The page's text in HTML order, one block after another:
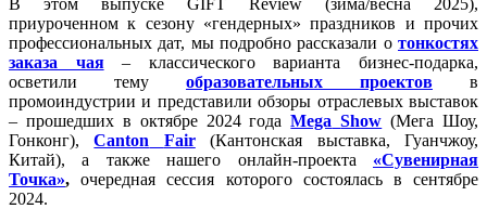
приуроченном к сезону «гендерных» праздников и прочих
профессиональных дат, мы подробно рассказали о тонкостях
заказа чая– классического варианта бизнес-подарка,
осветили тему образовательных проектов в
промоиндустрии и представили обзоры отраслевых выставок
– прошедших в октябре 2024 годаMega Show (Мега Шоу,
Гонконг),Canton Fair(Кантонская выставка, Гуанчжоу,
Китай), а также нашего онлайн-проекта «Сувенирная
Точка», очередная сессия которого состоялась в сентябре
2024.